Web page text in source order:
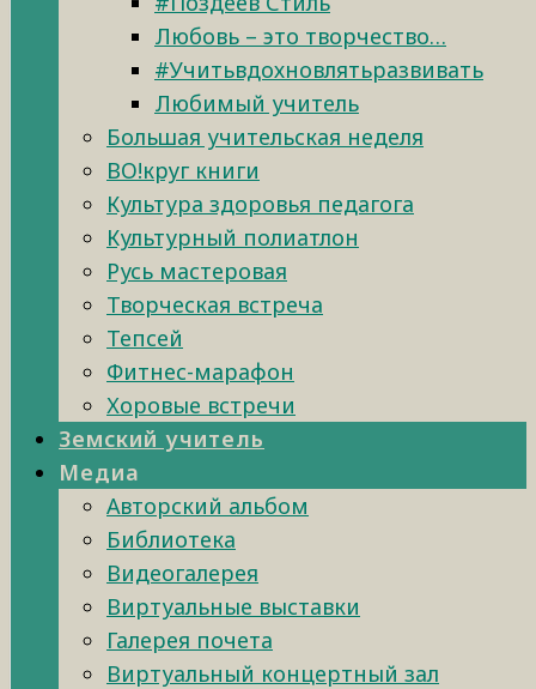
Любовь – это творчество…
#Учитьвдохновлятьразвивать
Любимый учитель
Большая учительская неделя
ВО!круг книги
Культура здоровья педагога
Культурный полиатлон
Русь мастеровая
Творческая встреча
Тепсей
Фитнес-марафон
Хоровые встречи
Земский учитель
Медиа
Авторский альбом
Библиотека
Видеогалерея
Виртуальные выставки
Галерея почета
Виртуальный концертный зал